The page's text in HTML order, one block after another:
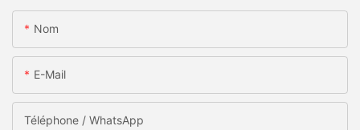
Nom
E-Mail
Téléphone / WhatsApp